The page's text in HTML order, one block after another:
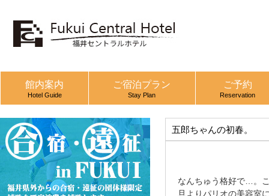
館内案内
Hotel Guide
ご宿泊プラン
Stay Plan
ご予約
Reservation
五郎ちゃんの初春。
なんちゅう格好で…。
旦よりパリオの美容室